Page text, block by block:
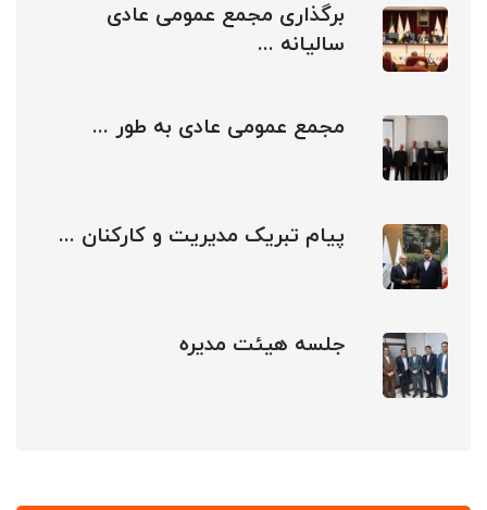
برگذاری مجمع عمومی عادی
سالیانه ...
مجمع عمومی عادی به طور ...
پیام تبریک مدیریت و کارکنان ...
جلسه هیئت مدیره